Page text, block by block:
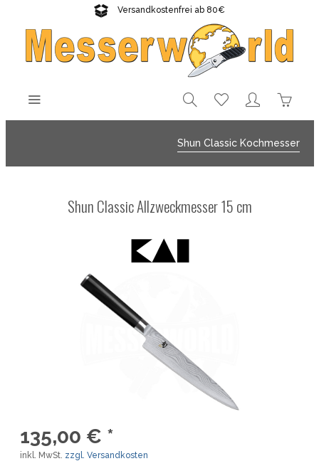
Versandkostenfrei ab 80€
Gratisversand sichern!
Shun Classic Kochmesser
Shun Classic Allzweckmesser 15 cm
135,00 € *
inkl. MwSt. zzgl. Versandkosten